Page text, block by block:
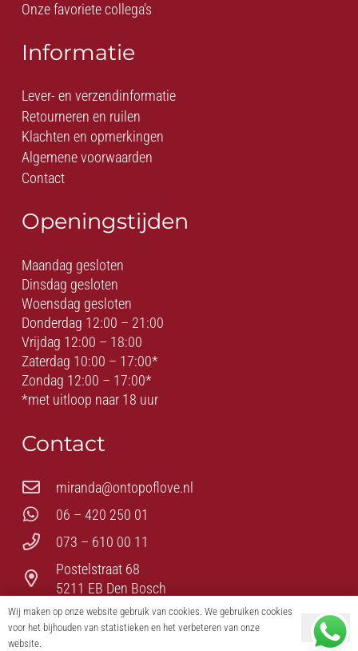
Onze favoriete collega’s
Informatie
Lever- en verzendinformatie
Retourneren en ruilen
Klachten en opmerkingen
Algemene voorwaarden
Contact
Openingstijden
Maandag gesloten
Dinsdag gesloten
Woensdag gesloten
Donderdag 12:00 – 21:00
Vrijdag 12:00 – 18:00
Zaterdag 10:00 – 17:00*
Zondag 12:00 – 17:00*
*met uitloop naar 18 uur
Contact
miranda@ontopoflove.nl
06 – 420 250 01
073 – 610 00 11
Postelstraat 68
5211 EB Den Bosch
© On Top of Love – Romantiek – Erotiek – BDSM – Fetish
Wij maken op onze website gebruik van cookies. We gebruiken cookies
voor het bijhouden van statistieken en het verbeteren van onze
website.
Ok